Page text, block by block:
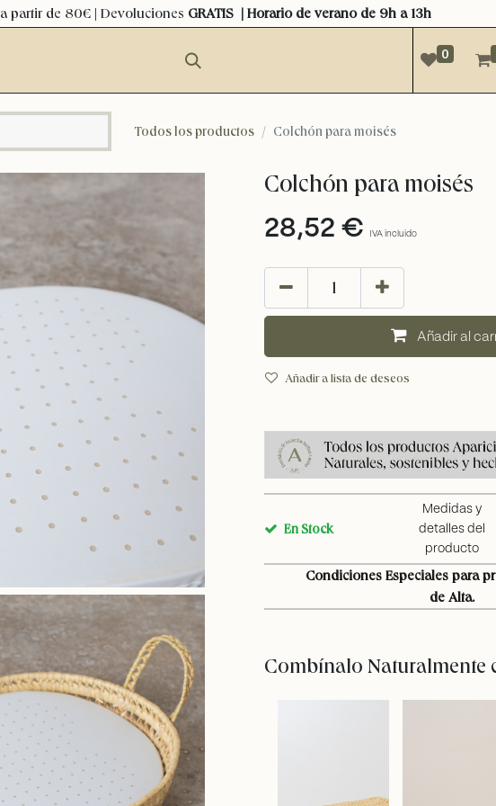
a partir de 80€ | Devoluciones GRATIS | Horario de verano de 9h a 13h
0
Todos los productos Colchón para moisés
Colchón para moisés
28,52 € IVA incluido
añadir al
Añadir a lista de deseos
En Stock
Medidas y
detalles del
producto
Condiciones Especiales para
de Alta.
Combínalo Naturalmente